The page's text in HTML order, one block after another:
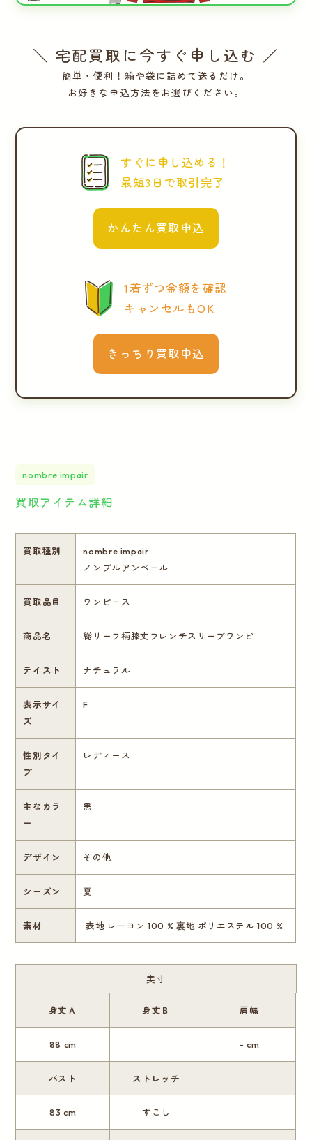
＼ 宅配買取に今すぐ申し込む ／
簡単・便利！箱や袋に詰めて送るだけ。
お好きな申込方法をお選びください。
すぐに申し込める！
最短3日で取引完了
かんたん買取申込
1着ずつ金額を確認
キャンセルもOK
きっちり買取申込
nombre impair
買取アイテム詳細
買取種別
nombre impair
ノンブルアンベール
買取品目 ワンピース
商品名 総リーフ柄膝丈フレンチスリーブワンピ
テイスト ナチュラル
表示サイ
ズ
F
性別タイ
プ
レディース
主なカラ
ー
黒
デザイン その他
シーズン 夏
素材 表地 レーヨン 100 % 裏地 ポリエステル 100 %
実寸
身丈Ａ
88 cm
身丈Ｂ 肩幅
- cm
バスト
83 cm
ストレッチ
すこし